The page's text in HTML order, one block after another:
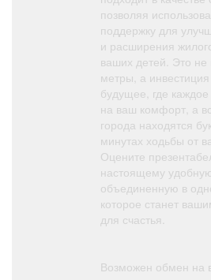
позволяя
поддержку для
и расширения
ваших детей. Это не
метры, а
будущее, где
на ваш комфорт, а
города находятся
минутах ходьбы от
Оцените
настоящему
объединенную в
которое станет
для счастья.
Возможен обмен на